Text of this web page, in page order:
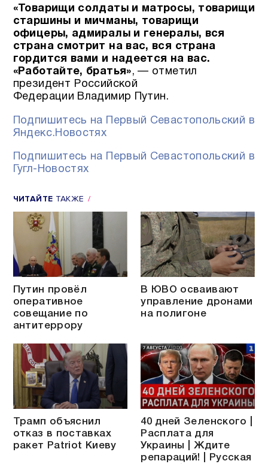
«Товарищи солдаты и матросы, товарищи
старшины и мичманы, товарищи
офицеры, адмиралы и генералы, вся
страна смотрит на вас, вся страна
гордится вами и надеется на вас.
«Работайте, братья», — отметил
президент Российской
Федерации Владимир Путин.
Подпишитесь на Первый Севастопольский в
Яндекс.Новостях
Подпишитесь на Первый Севастопольский в
Гугл-Новостях
ЧИТАЙТЕ ТАКЖЕ
Путин провёл
оперативное
совещание по
антитеррору
В ЮВО осваивают
управление дронами
на полигоне
Трамп объяснил
отказ в поставках
ракет Patriot Киеву
40 дней Зеленского |
Расплата для
Украины | Ждите
репараций! | Русская